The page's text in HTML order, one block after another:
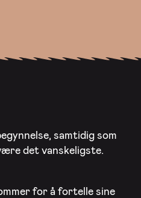
samtidig som
det vanskeligste.
for å fortelle sine